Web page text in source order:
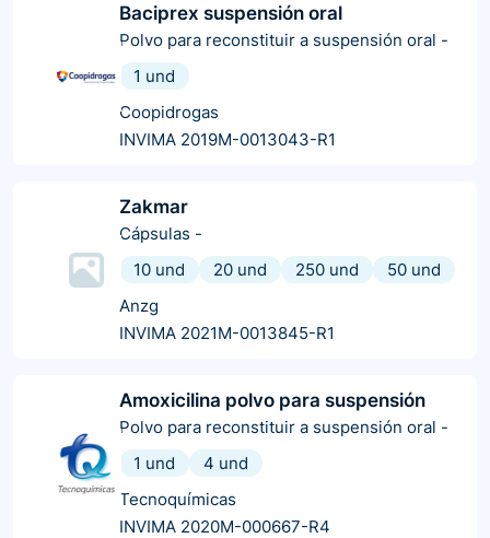
Baciprex suspensión oral
Polvo para reconstituir a suspensión oral -
1 und
Coopidrogas
INVIMA 2019M-0013043-R1
Zakmar
Cápsulas -
10 und
20 und 250 und
50 und
Anzg
INVIMA 2021M-0013845-R1
Amoxicilina polvo para suspensión
Polvo para reconstituir a suspensión oral -
1 und
4 und
Tecnoquímicas
INVIMA 2020M-000667-R4